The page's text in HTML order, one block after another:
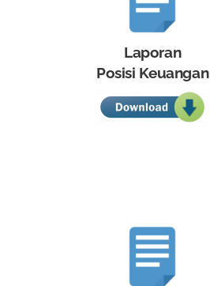
Laporan
Posisi Keuangan